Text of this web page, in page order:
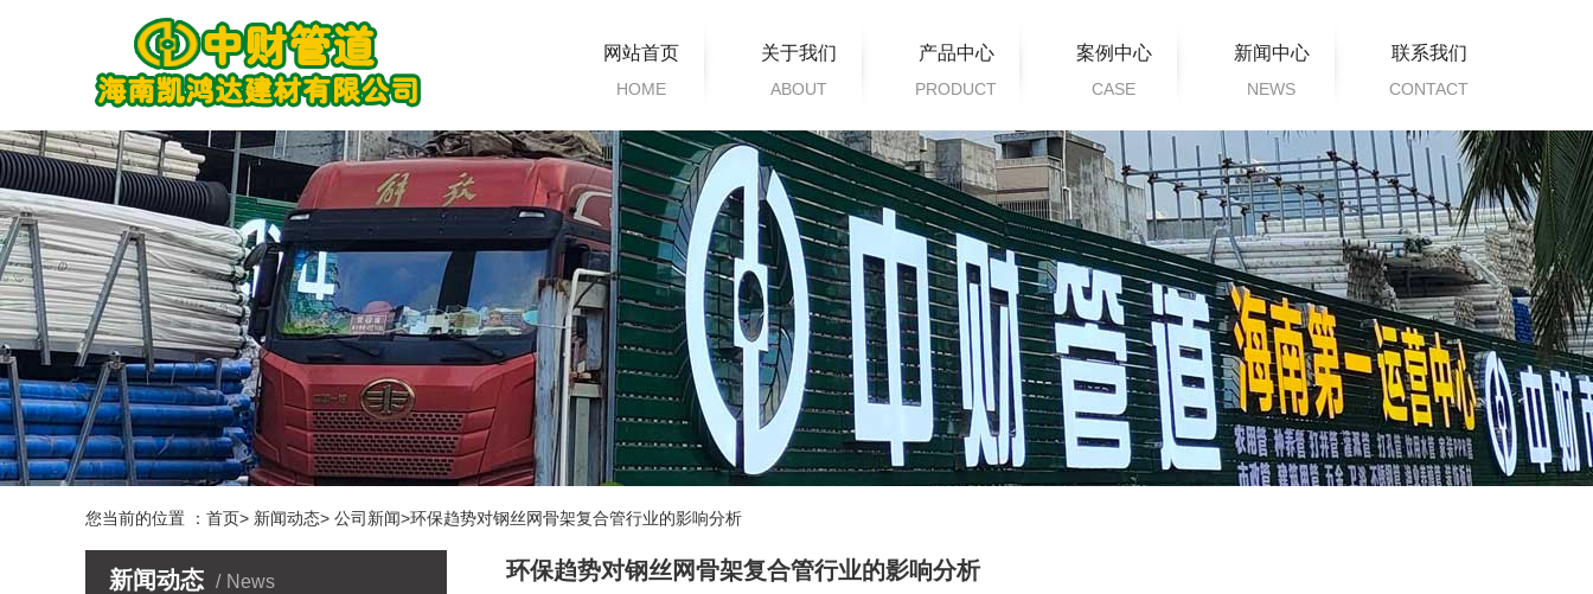
网站首页
HOME
关于我们
ABOUT
产品中心
PRODUCT
Z-HOME系列
家装产品
给水系列
排水系列
暖通片系列
市政管道系列
电缆护套系列
衍生系列
案例中心
CASE
工程案例
新闻中心
NEWS
公司新闻
行业动态
常见问题
联系我们
CONTACT
您当前的位置 ：首页> 新闻动态> 公司新闻>环保趋势对钢丝网骨架复合管行业的影响分析
新闻动态 News 环保趋势对钢丝网骨架复合管行业的影响分析